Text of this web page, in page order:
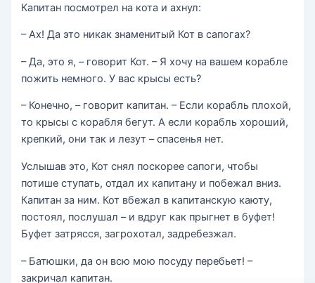
Капитан посмотрел на кота и ахнул:
– Ах! Да это никак знаменитый Кот в сапогах?
– Да, это я, – говорит Кот. – Я хочу на вашем корабле
пожить немного. У вас крысы есть?
– Конечно, – говорит капитан. – Если корабль плохой,
то крысы с корабля бегут. А если корабль хороший,
крепкий, они так и лезут – спасенья нет.
Услышав это, Кот снял поскорее сапоги, чтобы
потише ступать, отдал их капитану и побежал вниз.
Капитан за ним. Кот вбежал в капитанскую каюту,
постоял, послушал – и вдруг как прыгнет в буфет!
Буфет затрясся, загрохотал, задребезжал.
– Батюшки, да он всю мою посуду перебьет! –
закричал капитан.